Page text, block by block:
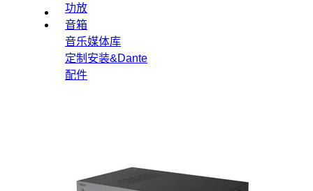
功放
音箱
音乐媒体库
定制安装&Dante
配件